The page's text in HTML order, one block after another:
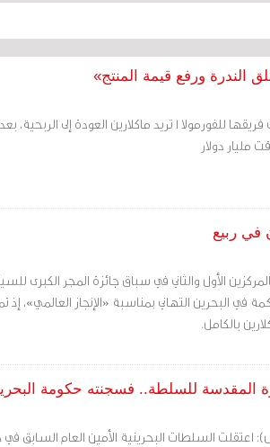
الندرة ورفع قيمة المنتج»
مدفوعة بانتصارات فريقها للفورمولا 1 تريد ماكلارين العودة
مليار دولار
في ربيع
الأول والثاني في سباق جائزة المجر الكبرى
في البحرين التهاني بمناسبة «الإنجاز العالمي»، إذ
بالكامل.
المقدسة للسلطة.. فسجنته حكومة
اعتقلت السلطات البحرينية الأمين العام السابق